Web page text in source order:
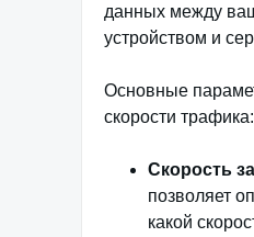
данных между
устройством и
Основные
скорости трафика:
Скорость
позволяет
какой